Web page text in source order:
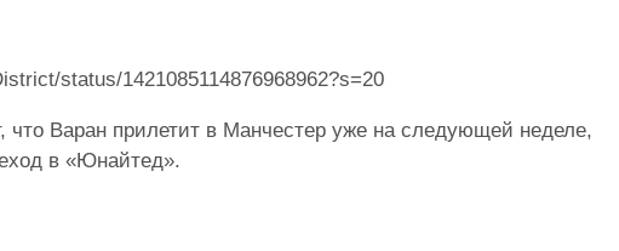
status/1421085114876968962?s=20
что Варан прилетит в Манчестер уже на следующей неделе,
в «Юнайтед».